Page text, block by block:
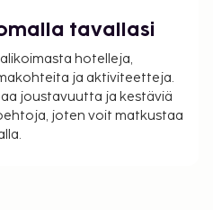
meille
noin 15 EUR per
per päivä
tavallasi
hotelleja,
ja aktiviteetteja.
joustavuutta ja kestäviä
joten voit matkustaa